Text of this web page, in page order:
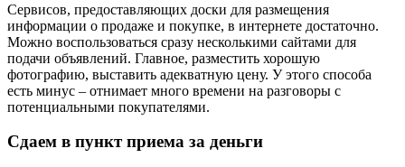
Сервисов, предоставляющих доски для размещения
информации о продаже и покупке, в интернете достаточно.
Можно воспользоваться сразу несколькими сайтами для
подачи объявлений. Главное, разместить хорошую
фотографию, выставить адекватную цену. У этого способа
есть минус – отнимает много времени на разговоры с
потенциальными покупателями.
Сдаем в пункт приема за деньги